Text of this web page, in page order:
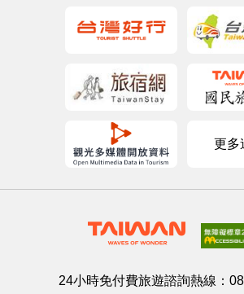
更多
24小時免付費旅遊諮詢熱線：